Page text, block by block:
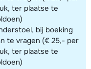
ter plaatse te
bij boeking
te vragen (€ 25,- per
ter plaatse te